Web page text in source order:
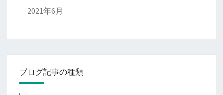
2021年6月
ブログ記事の種類